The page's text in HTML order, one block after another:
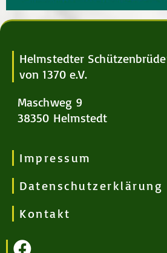
Helmstedter
von 1370 e.V.
Maschweg 9
38350 Helmstedt
Impressum
Datenschutzerklärung
Kontakt